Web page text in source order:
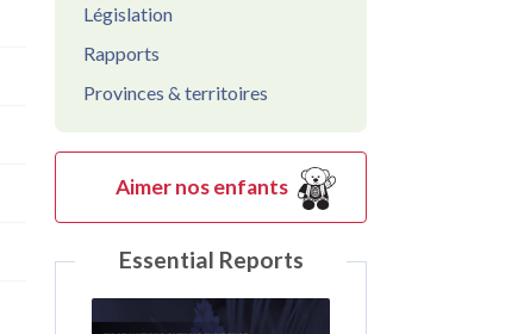
Législation
Rapports
Provinces & territoires
Aimer nos enfants
Essential Reports